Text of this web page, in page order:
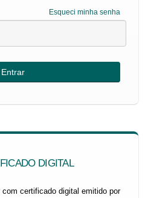
Esqueci minha senha
DIGITAL
com certificado digital emitido por